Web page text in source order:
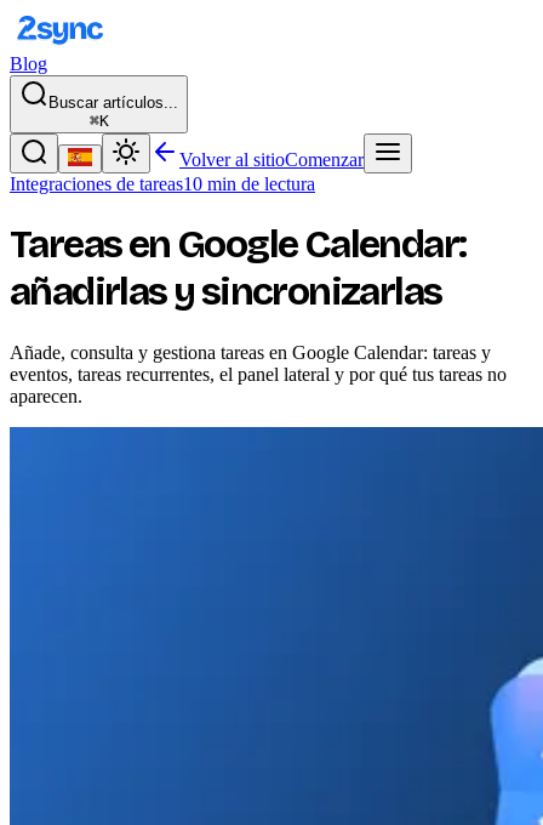
Blog
Buscar artículos...
⌘K
Volver al sitioComenzar
Integraciones de tareas10 min de lectura
Tareas en Google Calendar:
añadirlas y sincronizarlas
Añade, consulta y gestiona tareas en Google Calendar: tareas y
eventos, tareas recurrentes, el panel lateral y por qué tus tareas no
aparecen.